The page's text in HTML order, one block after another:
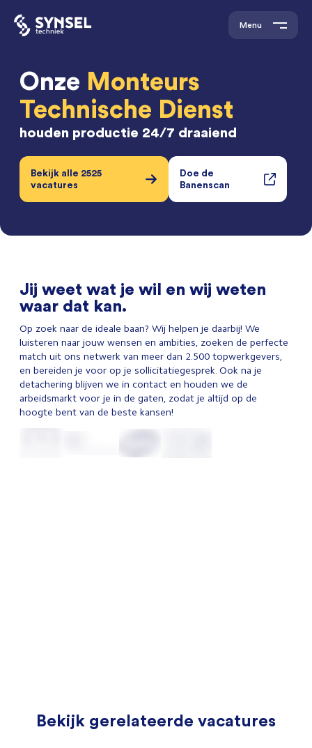
Menu
Onze Monteurs
Technische Dienst
houden productie 24/7 draaiend
Bekijk alle 2525
vacatures
Doe de
Banenscan
Jij weet wat je wil en wij weten
waar dat kan.
Op zoek naar de ideale baan? Wij helpen je daarbij! We
luisteren naar jouw wensen en ambities, zoeken de perfecte
match uit ons netwerk van meer dan 2.500 topwerkgevers,
en bereiden je voor op je sollicitatiegesprek. Ook na je
detachering blijven we in contact en houden we de
arbeidsmarkt voor je in de gaten, zodat je altijd op de
hoogte bent van de beste kansen!
Bekijk gerelateerde vacatures